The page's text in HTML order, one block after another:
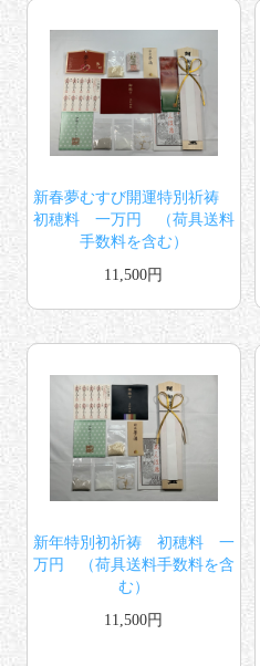
新春夢むすび開運特別祈祷
初穂料 一万円 （荷具送料
手数料を含む）
11,500円
新年特別初祈祷 初穂料 一
万円 （荷具送料手数料を含
む）
11,500円